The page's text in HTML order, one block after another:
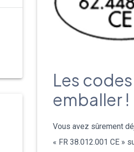
Les
emballer !
Vous avez sûrement
« FR 38.012.001 CE »